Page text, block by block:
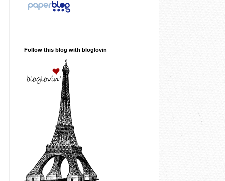
Follow this blog with bloglovin